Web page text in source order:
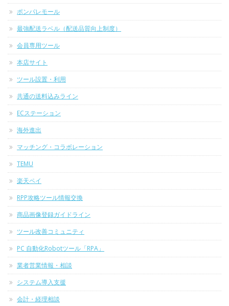
ポンパレモール
最強配送ラベル（配送品質向上制度）
会員専用ツール
本店サイト
ツール設置・利用
共通の送料込みライン
ECステーション
海外進出
マッチング・コラボレーション
TEMU
楽天ペイ
RPP攻略ツール情報交換
商品画像登録ガイドライン
ツール改善コミュニティ
PC 自動化Robotツール「RPA」
業者営業情報・相談
システム導入支援
会計・経理相談